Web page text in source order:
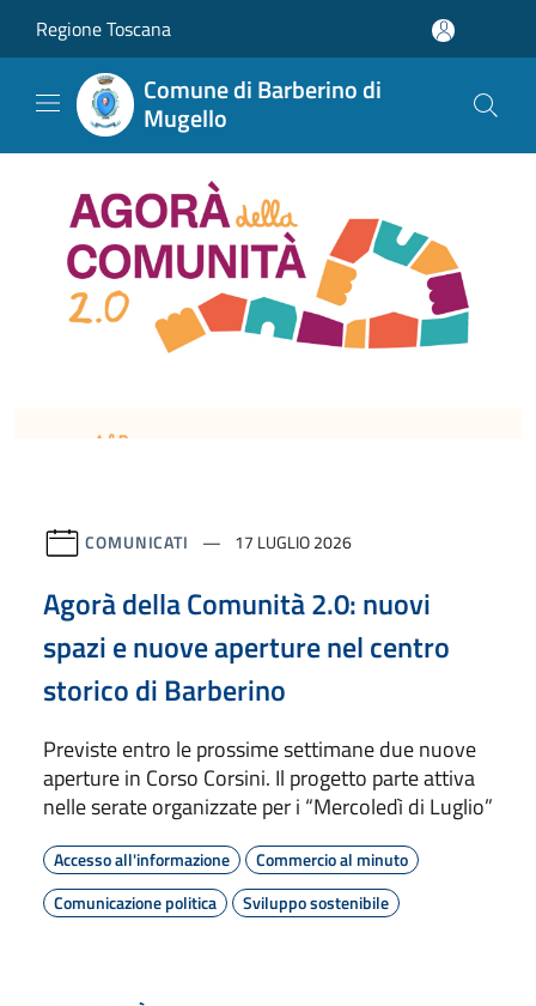
Regione Toscana
Comune di Barberino di
Mugello
COMUNICATI 17 LUGLIO 2026
Agorà della Comunità 2.0: nuovi
spazi e nuove aperture nel centro
storico di Barberino
Previste entro le prossime settimane due nuove
aperture in Corso Corsini. Il progetto parte attiva
nelle serate organizzate per i “Mercoledì di Luglio”
Accesso all'informazione
Commercio al minuto
Comunicazione politica
Sviluppo sostenibile